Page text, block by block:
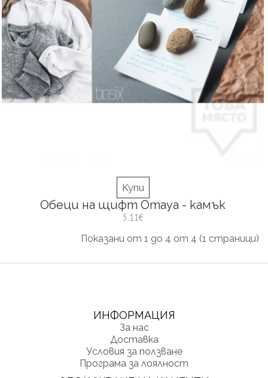
Купи
Обеци на щифт Omaya - камък
5.11€
Показани от 1 до 4 от 4 (1 страници)
ИНФОРМАЦИЯ
За нас
Доставка
Условия за ползване
Програма за лоялност